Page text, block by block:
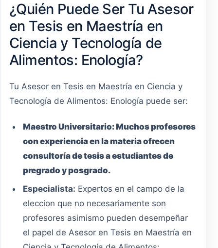
¿Quién Puede Ser Tu Asesor
en Tesis en Maestría en
Ciencia y Tecnología de
Alimentos: Enología?
Tu Asesor en Tesis en Maestría en Ciencia y
Tecnología de Alimentos: Enología puede ser:
MaestroUniversitario:Muchos profesores
con experiencia en la materia ofrecen
consultoría de tesis a estudiantes de
pregrado y posgrado.
Especialista: Expertos en el campo de la
eleccion que no necesariamente son
profesores asimismo pueden desempeñar
el papel de Asesor en Tesis en Maestría en